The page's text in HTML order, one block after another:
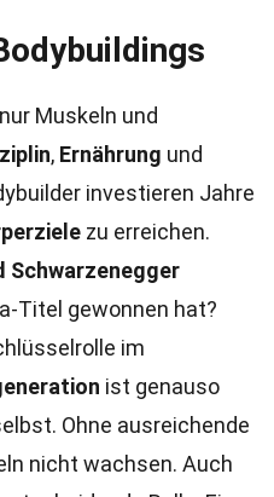
Muskeln und
, Ernährung und
investieren Jahre
zu erreichen.
Schwarzenegger
Titel gewonnen hat?
im
ist genauso
Ohne ausreichende
nicht wachsen. Auch